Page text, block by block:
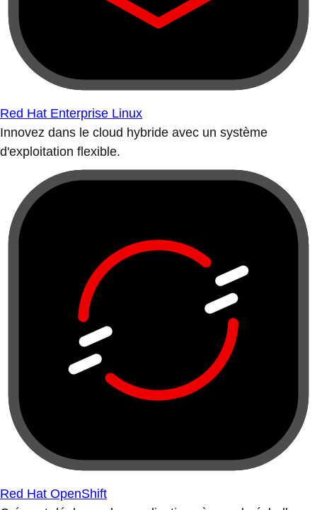
Red Hat Enterprise Linux
Innovez dans le cloud hybride avec un système
d'exploitation flexible.
Red Hat OpenShift